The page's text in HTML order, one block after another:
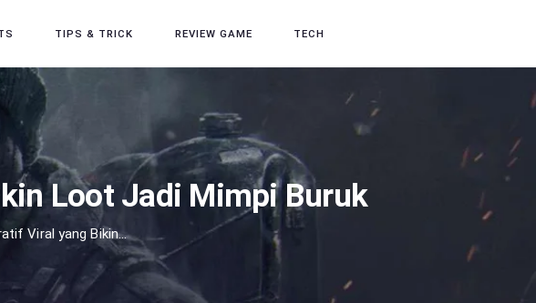
TIPS & TRICK REVIEW GAME TECH
Loot Jadi Mimpi Buruk
Viral yang Bikin...